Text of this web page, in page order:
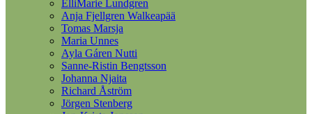
ElliMarie Lundgren
Anja Fjellgren Walkeapää
Tomas Marsja
Maria Unnes
Ayla Gáren Nutti
Sanne-Ristin Bengtsson
Johanna Njaita
Richard Åström
Jörgen Stenberg